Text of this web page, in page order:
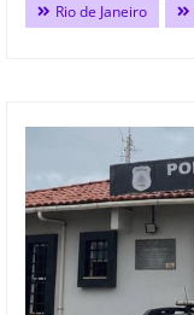
Rio de Janeiro